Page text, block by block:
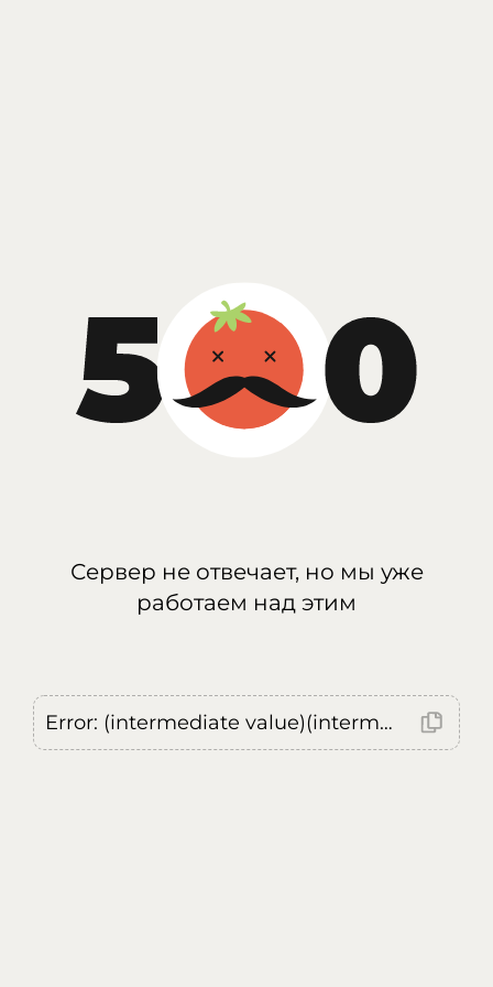
Сервер не отвечает, но мы уже
работаем над этим
Error: (intermediate value)(intermediate value)(intermediate value).replaceAll is not a function